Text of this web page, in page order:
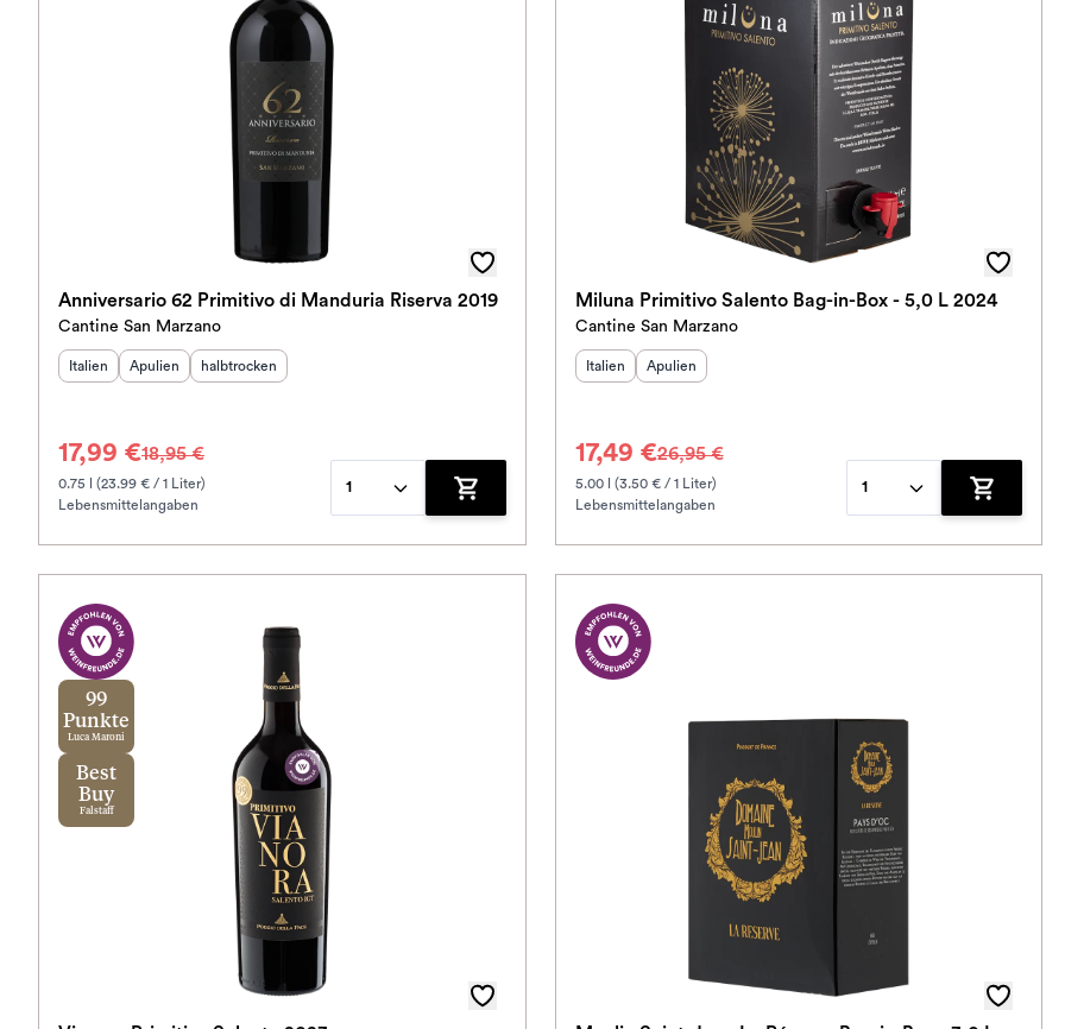
Anniversario 62 Primitivo di Manduria Riserva 2019
Cantine San Marzano
Herkunftsland:
Italien Herkunftsregion:
Apulien Geschmack:
halbtrocken
17,99 €18,95 €
0.75 l (23.99 € / 1 Liter)
Lebensmittelangaben
1
Zum Warenkorb hinzufügen
Miluna Primitivo Salento Bag-in-Box - 5,0 L 2024
Cantine San Marzano
Herkunftsland:
Italien Herkunftsregion
Apulien
17,49 €26,95 €
5.00 l (3.50 € / 1 Liter)
Lebensmittelangaben
1
Zum
99
Punkte
Luca Maroni
Best
Buy
Falstaff